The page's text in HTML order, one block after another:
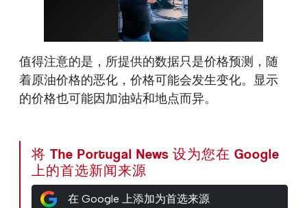
值得注意的是，所提供的数据只是价格预测，随
着原油价格的恶化，价格可能会发生变化。显示
的价格也可能因加油站和地点而异。
将 The Portugal News 设为您在 Google
上的首选新闻来源
在 Google 上添加为首选来源